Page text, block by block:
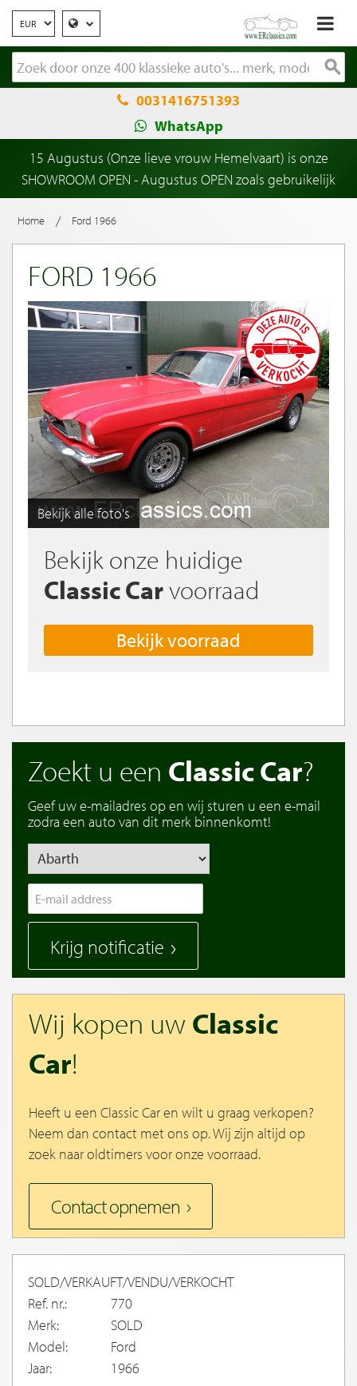
0031416751393
WhatsApp
15 Augustus (Onze lieve vrouw Hemelvaart) is onze
SHOWROOM OPEN - Augustus OPEN zoals gebruikelijk
Home / Ford 1966
FORD 1966
Bekijk alle foto's
Bekijk onze huidige
Classic Carvoorraad
Bekijk voorraad
Zoekt u een Classic Car?
Geef uw e-mailadres op en wij sturen u een e-mail
zodra een auto van dit merk binnenkomt!
Krijg notificatie
Wij kopen uwClassic
Car!
Heeft u een Classic Car en wilt u graag verkopen?
Neem dan contact met ons op. Wij zijn altijd op
zoek naar oldtimers voor onze voorraad.
Contact opnemen
SOLD/VERKAUFT/VENDU/VERKOCHT
Ref. nr.:
770
Merk:
SOLD
Model:
Ford
Jaar:
1966